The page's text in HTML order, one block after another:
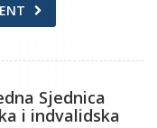
Sjednica
i indvalidska